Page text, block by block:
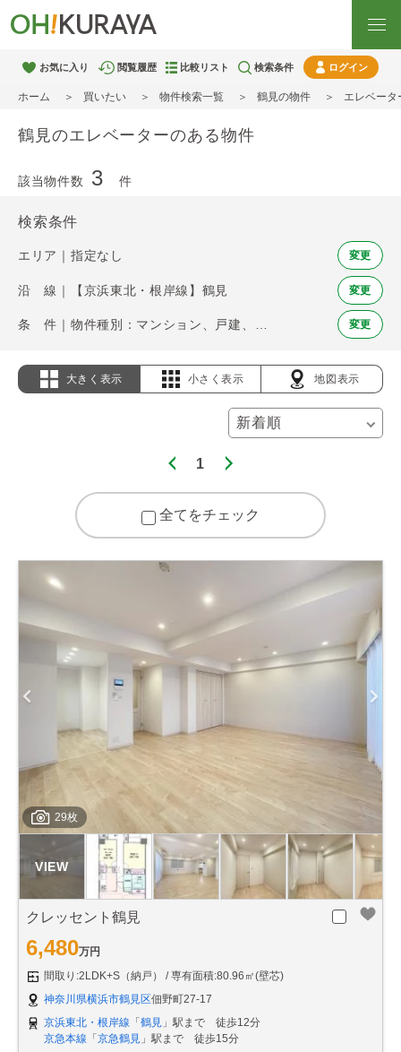
お気に入り 閲覧履歴 比較リスト 検索条件 ログイン
ホーム 買いたい 物件検索一覧 鶴見の物件 エレベータ
鶴見のエレベーターのある物件
該当物件数 3 件
検索条件
エリア｜指定なし 変更
沿 線｜【京浜東北・根岸線】鶴見 変更
変更
大きく表示 小さく表示 地図表示
1
全てをチェック
29枚
クレッセント鶴見
6,480万円
間取り:2LDK+S（納戸）
専有面積:80.96㎡(壁芯)
神奈川県横浜市鶴見区佃野町27-17
京浜東北・根岸線 「 鶴見 」駅まで 徒歩12分
京急本線 「 京急鶴見 」駅まで 徒歩15分